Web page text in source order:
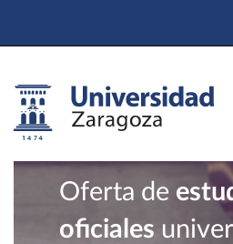
Oferta de
oficiales